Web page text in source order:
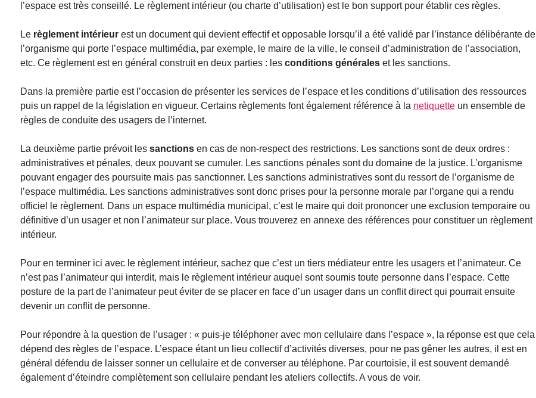
l’espace est très conseillé. Le règlement intérieur (ou charte d’utilisation) est le bon support pour établir ces règles.
Le règlement intérieurest un document qui devient effectif et opposable lorsqu’il a été validé par l’instance délibérante de
l’organisme qui porte l’espace multimédia, par exemple, le maire de la ville, le conseil d’administration de l’association,
etc. Ce règlement est en général construit en deux parties : les conditions généraleset les sanctions.
Dans la première partie est l’occasion de présenter les services de l’espace et les conditions d’utilisation des ressources
puis un rappel de la législation en vigueur. Certains règlements font également référence à la netiquetteun ensemble de
règles de conduite des usagers de l’internet.
La deuxième partie prévoit les sanctionsen cas de non-respect des restrictions. Les sanctions sont de deux ordres :
administratives et pénales, deux pouvant se cumuler. Les sanctions pénales sont du domaine de la justice. L’organisme
pouvant engager des poursuite mais pas sanctionner. Les sanctions administratives sont du ressort de l’organisme de
l’espace multimédia. Les sanctions administratives sont donc prises pour la personne morale par l’organe qui a rendu
officiel le règlement. Dans un espace multimédia municipal, c’est le maire qui doit prononcer une exclusion temporaire ou
définitive d’un usager et non l’animateur sur place. Vous trouverez en annexe des références pour constituer un règlement
intérieur.
Pour en terminer ici avec le règlement intérieur, sachez que c’est un tiers médiateur entre les usagers et l’animateur. Ce
n’est pas l’animateur qui interdit, mais le règlement intérieur auquel sont soumis toute personne dans l’espace. Cette
posture de la part de l’animateur peut éviter de se placer en face d’un usager dans un conflit direct qui pourrait ensuite
devenir un conflit de personne.
Pour répondre à la question de l’usager : « puis-je téléphoner avec mon cellulaire dans l’espace », la réponse est que cela
dépend des règles de l’espace. L’espace étant un lieu collectif d’activités diverses, pour ne pas gêner les autres, il est en
général défendu de laisser sonner un cellulaire et de converser au téléphone. Par courtoisie, il est souvent demandé
également d’éteindre complètement son cellulaire pendant les ateliers collectifs. A vous de voir.